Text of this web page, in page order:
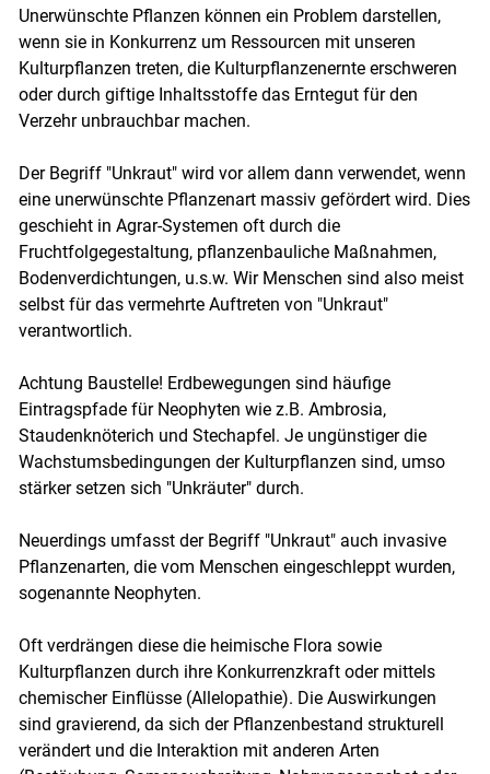
Unerwünschte Pflanzen können ein Problem darstellen,
wenn sie in Konkurrenz um Ressourcen mit unseren
Kulturpflanzen treten, die Kulturpflanzenernte erschweren
oder durch giftige Inhaltsstoffe das Erntegut für den
Verzehr unbrauchbar machen.
Der Begriff "Unkraut" wird vor allem dann verwendet, wenn
eine unerwünschte Pflanzenart massiv gefördert wird. Dies
geschieht in Agrar-Systemen oft durch die
Fruchtfolgegestaltung, pflanzenbauliche Maßnahmen,
Bodenverdichtungen, u.s.w. Wir Menschen sind also meist
selbst für das vermehrte Auftreten von "Unkraut"
verantwortlich.
Achtung Baustelle! Erdbewegungen sind häufige
Eintragspfade für Neophyten wie z.B. Ambrosia,
Staudenknöterich und Stechapfel. Je ungünstiger die
Wachstumsbedingungen der Kulturpflanzen sind, umso
stärker setzen sich "Unkräuter" durch.
Neuerdings umfasst der Begriff "Unkraut" auch invasive
Pflanzenarten, die vom Menschen eingeschleppt wurden,
sogenannte Neophyten.
Oft verdrängen diese die heimische Flora sowie
Kulturpflanzen durch ihre Konkurrenzkraft oder mittels
chemischer Einflüsse (Allelopathie). Die Auswirkungen
sind gravierend, da sich der Pflanzenbestand strukturell
verändert und die Interaktion mit anderen Arten